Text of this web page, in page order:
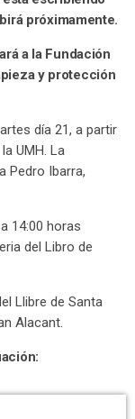
próximamente.
a la Fundación
y protección
día 21, a partir
UMH. La
Pedro Ibarra,
14:00 horas
del Libro de
Llibre de Santa
Alacant.